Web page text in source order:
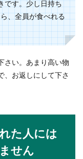
です。少し日持ち
、全員が食べれる
さい。あまり高い物
、お返しにして下さ
た人には
せん